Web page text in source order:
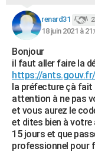
Carte de Noël
Carte Bonne année
Carte Saint-Valentin
Carte Pâques
Carte d'anniversaire
DICTIONNAIRE
Dictionnaire
Biographies
Citations
Expressions
Proverbes
COPAINS D'AVANT
S'inscrire
Se connecter
Lycées
Collèges
Primaires
Universités
Entreprises
Service militaire
Avis de recherche
AVIS DE DÉCÈS
FORUM
Bricolage
Lifestyle
Culture
Sport
Auto
Television
Voyage
Cinema
renard31
18 juin 2021 à
Bonjour
il faut aller faire la
https://ants.gouv.fr/
la préfecture çà fait
attention à ne pas
et vous aurez le
et dites bien à votre
15 jours et que
professionnel pour